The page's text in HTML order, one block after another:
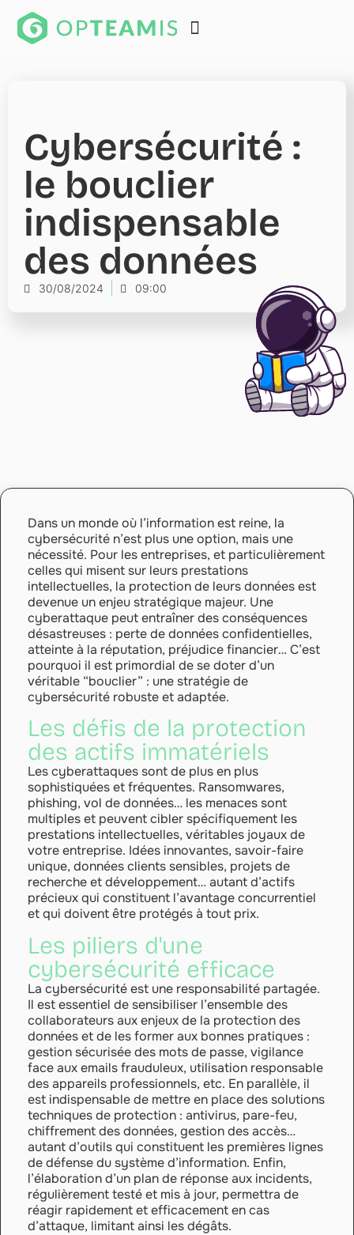
Cybersécurité :
le bouclier
indispensable
des données
30/08/2024 09:00
Dans un monde où l’information est reine, la
cybersécurité n’est plus une option, mais une
nécessité. Pour les entreprises, et particulièrement
celles qui misent sur leurs prestations
intellectuelles, la protection de leurs données est
devenue un enjeu stratégique majeur. Une
cyberattaque peut entraîner des conséquences
désastreuses : perte de données confidentielles,
atteinte à la réputation, préjudice financier… C’est
pourquoi il est primordial de se doter d’un
véritable “bouclier” : une stratégie de
cybersécurité robuste et adaptée.
Les défis de la protection
des actifs immatériels
Les cyberattaques sont de plus en plus
sophistiquées et fréquentes. Ransomwares,
phishing, vol de données… les menaces sont
multiples et peuvent cibler spécifiquement les
prestations intellectuelles, véritables joyaux de
votre entreprise. Idées innovantes, savoir-faire
unique, données clients sensibles, projets de
recherche et développement… autant d’actifs
précieux qui constituent l’avantage concurrentiel
et qui doivent être protégés à tout prix.
Les piliers d'une
cybersécurité efficace
La cybersécurité est une responsabilité partagée.
Il est essentiel de sensibiliser l’ensemble des
collaborateurs aux enjeux de la protection des
données et de les former aux bonnes pratiques :
gestion sécurisée des mots de passe, vigilance
face aux emails frauduleux, utilisation responsable
des appareils professionnels, etc. En parallèle, il
est indispensable de mettre en place des solutions
techniques de protection : antivirus, pare-feu,
chiffrement des données, gestion des accès…
autant d’outils qui constituent les premières lignes
de défense du système d’information. Enfin,
l’élaboration d’un plan de réponse aux incidents,
régulièrement testé et mis à jour, permettra de
réagir rapidement et efficacement en cas
d’attaque, limitant ainsi les dégâts.